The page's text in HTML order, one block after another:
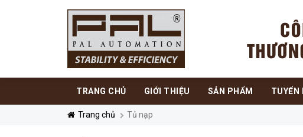
TRANG CHỦ GIỚI THIỆU SẢN PHẨM TUYỂN
Trang chủ Tủ nạp